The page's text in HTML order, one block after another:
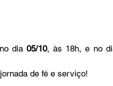
dia 05/10, às 18h, e no
de fé e serviço!